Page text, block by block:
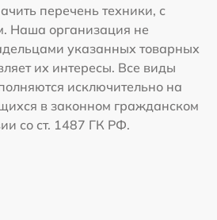
перечень техники, с
Наша организация не
указанных товарных
их интересы. Все виды
исключительно на
в законном гражданском
со ст. 1487 ГК РФ.